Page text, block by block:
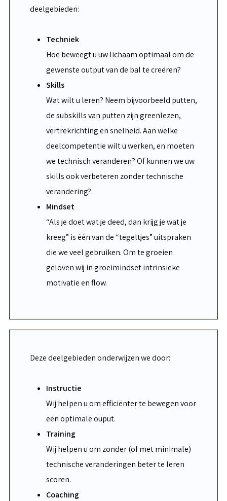
deelgebieden:
Techniek
Hoe beweegt u uw lichaam optimaal om de
gewenste output van de bal te creëren?
Skills
Wat wilt u leren? Neem bijvoorbeeld putten,
de subskills van putten zijn greenlezen,
vertrekrichting en snelheid. Aan welke
deelcompetentie wilt u werken, en moeten
we technisch veranderen? Of kunnen we uw
skills ook verbeteren zonder technische
verandering?
Mindset
“Als je doet wat je deed, dan krijg je wat je
kreeg” is één van de “tegeltjes” uitspraken
die we veel gebruiken. Om te groeien
geloven wij in groeimindset intrinsieke
motivatie en flow.
Deze deelgebieden onderwijzen we door:
Instructie
Wij helpen u om efficiënter te bewegen voor
een optimale ouput.
Training
Wij helpen u om zonder (of met minimale)
technische veranderingen beter te leren
scoren.
Coaching